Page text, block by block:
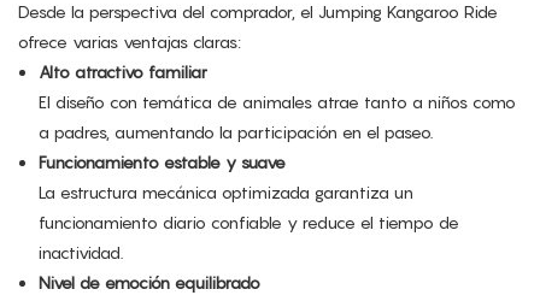
Desde la perspectiva del comprador, el Jumping Kangaroo Ride
ofrece varias ventajas claras:
Alto atractivo familiar
El diseño con temática de animales atrae tanto a niños como
a padres, aumentando la participación en el paseo.
Funcionamiento estable y suave
La estructura mecánica optimizada garantiza un
funcionamiento diario confiable y reduce el tiempo de
inactividad.
Nivel de emoción equilibrado